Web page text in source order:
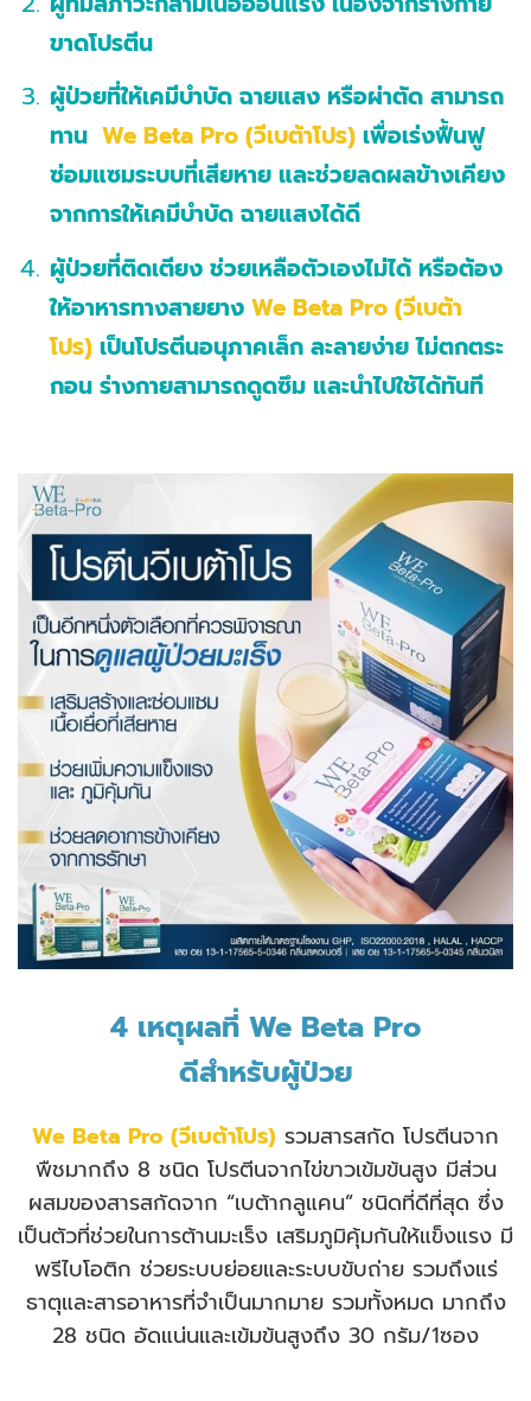
ขาดโปรตีน
ผู้ป่วยที่ให้เคมีบำบัด ฉายแสง หรือผ่าตัด สามารถ
ทานWe Beta Pro(วีเบต้าโปร) เพื่อเร่งฟื้นฟู
ซ่อมแซมระบบที่เสียหาย และช่วยลดผลข้างเคียง
จากการให้เคมีบำบัด ฉายแสงได้ดี
ผู้ป่วยที่ติดเตียง ช่วยเหลือตัวเองไม่ได้ หรือต้อง
ให้อาหารทางสายยาง ​We Beta Pro(วีเบต้า
โปร) เป็นโปรตีนอนุภาคเล็ก ละลายง่าย ไม่ตกตระ
กอน ร่างกายสามารถดูดซึม และนำไปใช้ได้ทันที
4 เหตุผลที่ We Beta Pro
ดีสำหรับผู้ป่วย
We Beta Pro (วีเบต้าโปร) รวมสารสกัด โปรตีนจาก
พืชมากถึง 8 ชนิด โปรตีนจากไข่ขาวเข้มข้นสูง มีส่วน
ผสมของสารสกัดจาก “เบต้ากลูแคน” ชนิดที่ดีที่สุด ซึ่ง
เป็นตัวที่ช่วยในการต้านมะเร็ง เสริมภูมิคุ้มกันให้แข็งแรง มี
พรีไบโอติก ช่วยระบบย่อยและระบบขับถ่าย รวมถึงแร่
ธาตุและสารอาหารที่จำเป็นมากมาย รวมทั้งหมด มากถึง
28 ชนิด อัดแน่นและเข้มข้นสูงถึง 30 กรัม/1ซอง